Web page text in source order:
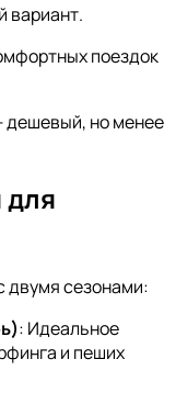
вариант.
поездок
дешевый, но менее
для
двумя сезонами:
: Идеальное
и пеших